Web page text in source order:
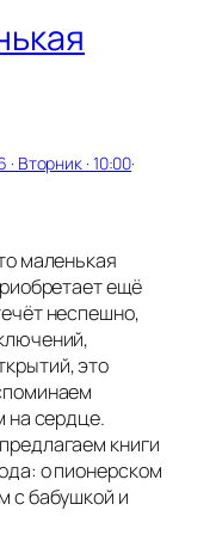
Вторник · 10:00·
маленькая
ещё
неспешно,
это
на сердце.
книги
о пионерском
с бабушкой и